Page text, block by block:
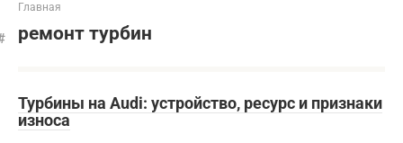
Главная
ремонт турбин
Турбины на Audi: устройство, ресурс и признаки
износа